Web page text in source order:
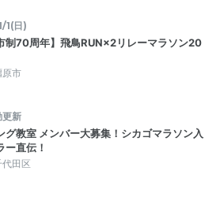
1(日)
制70周年】飛鳥RUN×2リレーマラソン20
原市
更新
グ教室 メンバー大募集！シカゴマラソン入
ー直伝！
田区